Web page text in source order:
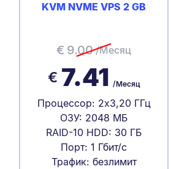
KVM NVME VPS 2 GB
€ 9.00 /Месяц
€ 7.41 /Месяц
Процессор: 2x3,20 ГГц
ОЗУ: 2048 МБ
RAID-10 HDD: 30 ГБ
Порт: 1 Гбит/с
Трафик: безлимит